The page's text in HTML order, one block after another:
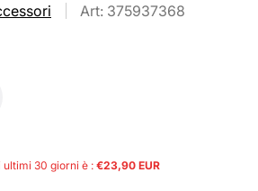
Art: 375937368
ultimi 30 giorni è : €23,90 EUR